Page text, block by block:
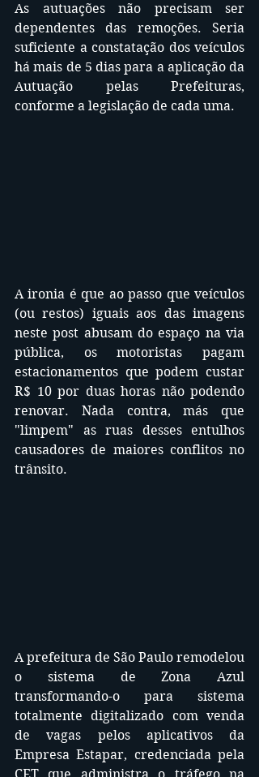
As autuações não precisam ser
dependentes das remoções. Seria
suficiente a constatação dos veículos
há mais de 5 dias para a aplicação da
Autuação pelas Prefeituras,
conforme a legislação de cada uma.
A ironia é que ao passo que veículos
(ou restos) iguais aos das imagens
neste post abusam do espaço na via
pública, os motoristas pagam
estacionamentos que podem custar
R$ 10 por duas horas não podendo
renovar. Nada contra, más que
"limpem" as ruas desses entulhos
causadores de maiores conflitos no
trânsito.
A prefeitura de São Paulo remodelou
o sistema de Zona Azul
transformando-o para sistema
totalmente digitalizado com venda
de vagas pelos aplicativos da
Empresa Estapar, credenciada pela